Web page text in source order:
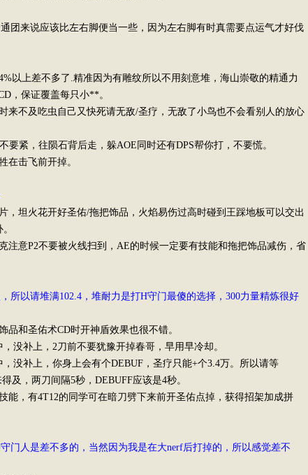
来说应该比左右脚便当一些，因为左右脚有时真需要点运气才好伐
上差不多了.精准因为有雕纹所以不用刻意堆，海山崇敬的精通力
，保证覆盖每只小**。
不及吃虫自己又快死请无敌/圣疗，无敌了小鸟也不会看别人的放心
紧，往陨石背后走，躲AOE同时还有DPS帮你打，不要慌。
击飞前开掉。
坦火花开好圣佑/拖把饰品，火焰易伤过高时碰到王踩地板可以交出
意P2不要被火线扫到，AE的时候一定要有技能和拖把饰品减伤，省
所以请堆满102.4，堆耐力是打H守门最傻的选择，300力量精炼很好
和圣佑术CD时开神盾效果也很不错。
补上，2刀前不要犹豫开掉春哥，早用早冷却。
补上，你身上会有个DEBUF，圣疗只能+个3.4万。所以请等
及，两刀间隔5秒，DEBUFF应该是4秒。
，有4T12的同学可在暗刀劈下来前开圣佑点掉，获得招架加成拼
门人是差不多的，当然因为我是在大nerf后打掉的，所以感觉差不